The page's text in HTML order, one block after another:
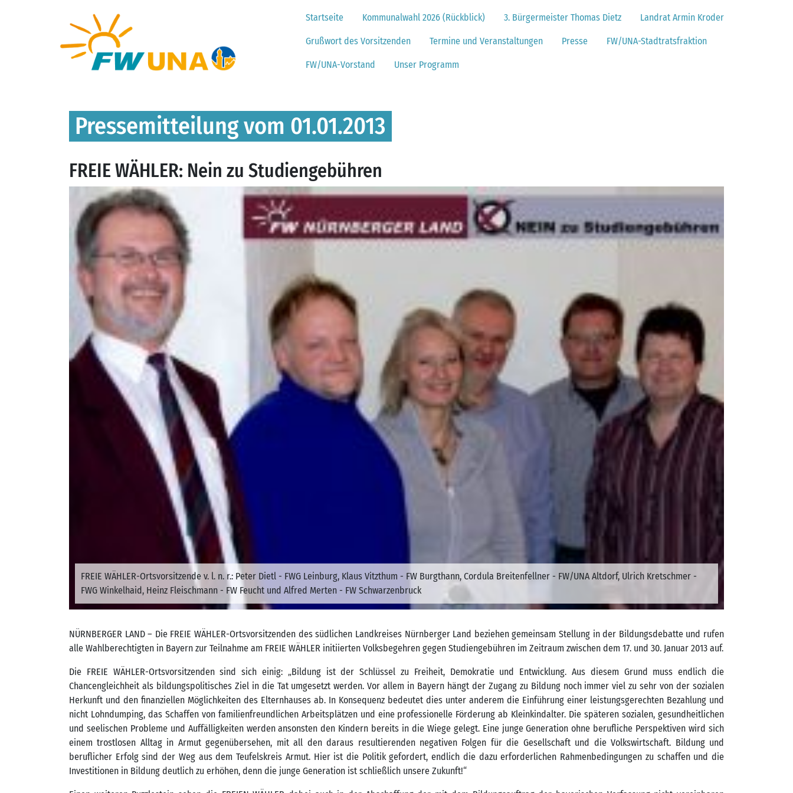
Navigation überspringen
Startseite Kommunalwahl 2026 (Rückblick) 3. Bürgermeister Thomas Dietz Landrat Armin Kroder
Grußwort des Vorsitzenden Termine und Veranstaltungen Presse FW/UNA-Stadtratsfraktion
FW/UNA-Vorstand Unser Programm
Pressemitteilung vom 01.01.2013
FREIE WÄHLER: Nein zu Studiengebühren
FREIE WÄHLER-Ortsvorsitzende v. l. n. r.: Peter Dietl - FWG Leinburg, Klaus Vitzthum - FW Burgthann, Cordula Breitenfellner - FW/UNA Altdorf, Ulrich Kretschmer -
FWG Winkelhaid, Heinz Fleischmann - FW Feucht und Alfred Merten - FW Schwarzenbruck
NÜRNBERGER LAND – Die FREIE WÄHLER-Ortsvorsitzenden des südlichen Landkreises Nürnberger Land beziehen gemeinsam Stellung in der Bildungsdebatte und rufen
alle Wahlberechtigten in Bayern zur Teilnahme am FREIE WÄHLER initiierten Volksbegehren gegen Studiengebühren im Zeitraum zwischen dem 17. und 30. Januar 2013 auf.
Die FREIE WÄHLER-Ortsvorsitzenden sind sich einig: „Bildung ist der Schlüssel zu Freiheit, Demokratie und Entwicklung. Aus diesem Grund muss endlich die
Chancengleichheit als bildungspolitisches Ziel in die Tat umgesetzt werden. Vor allem in Bayern hängt der Zugang zu Bildung noch immer viel zu sehr von der sozialen
Herkunft und den finanziellen Möglichkeiten des Elternhauses ab. In Konsequenz bedeutet dies unter anderem die Einführung einer leistungsgerechten Bezahlung und
nicht Lohndumping, das Schaffen von familienfreundlichen Arbeitsplätzen und eine professionelle Förderung ab Kleinkindalter. Die späteren sozialen, gesundheitlichen
und seelischen Probleme und Auffälligkeiten werden ansonsten den Kindern bereits in die Wiege gelegt. Eine junge Generation ohne berufliche Perspektiven wird sich
einem trostlosen Alltag in Armut gegenübersehen, mit all den daraus resultierenden negativen Folgen für die Gesellschaft und die Volkswirtschaft. Bildung und
beruflicher Erfolg sind der Weg aus dem Teufelskreis Armut. Hier ist die Politik gefordert, endlich die dazu erforderlichen Rahmenbedingungen zu schaffen und die
Investitionen in Bildung deutlich zu erhöhen, denn die junge Generation ist schließlich unsere Zukunft!“